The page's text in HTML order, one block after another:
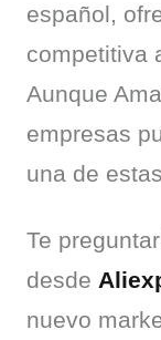
español,
competitiva
Aunque
empresas
una de
Te
desde
nuevo